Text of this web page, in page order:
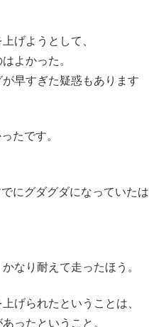
げようとして、
よかった。
が早すぎた疑惑もあります
たです。
にグダグダになっていたは
なり耐えて走ったほう。
げられたということは、
ったということ。